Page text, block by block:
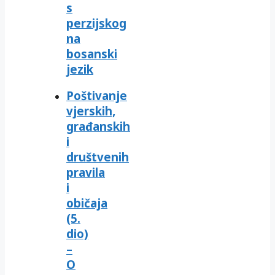
s
perzijskog
na
bosanski
jezik
Poštivanje
vjerskih,
građanskih
i
društvenih
pravila
i
običaja
(5.
dio)
–
O